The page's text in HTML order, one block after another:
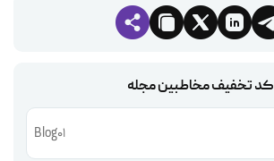
کد تخفیف مخاطبین مجله
Blog01